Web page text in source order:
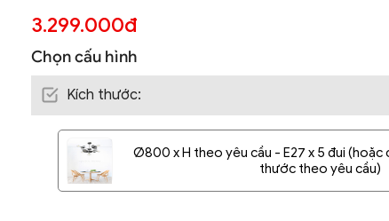
3.299.000đ
Chọn cấu hình
Kích thước:
Ø800 x H theo yêu cầu - E27 x 5 đui (hoặc
thước theo yêu cầu)